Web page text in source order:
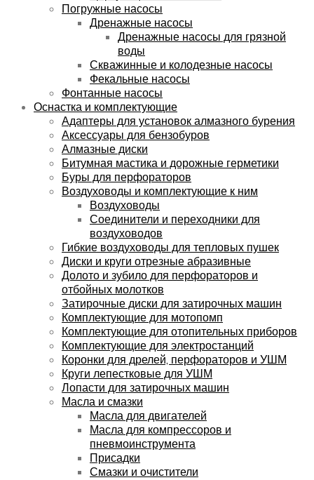
Погружные насосы
Дренажные насосы
Дренажные насосы для грязной
воды
Скважинные и колодезные насосы
Фекальные насосы
Фонтанные насосы
Оснастка и комплектующие
Адаптеры для установок алмазного бурения
Аксессуары для бензобуров
Алмазные диски
Битумная мастика и дорожные герметики
Буры для перфораторов
Воздуховоды и комплектующие к ним
Воздуховоды
Соединители и переходники для
воздуховодов
Гибкие воздуховоды для тепловых пушек
Диски и круги отрезные абразивные
Долото и зубило для перфораторов и
отбойных молотков
Затирочные диски для затирочных машин
Комплектующие для мотопомп
Комплектующие для отопительных приборов
Комплектующие для электростанций
Коронки для дрелей, перфораторов и УШМ
Круги лепестковые для УШМ
Лопасти для затирочных машин
Масла и смазки
Масла для двигателей
Масла для компрессоров и
пневмоинструмента
Присадки
Смазки и очистители